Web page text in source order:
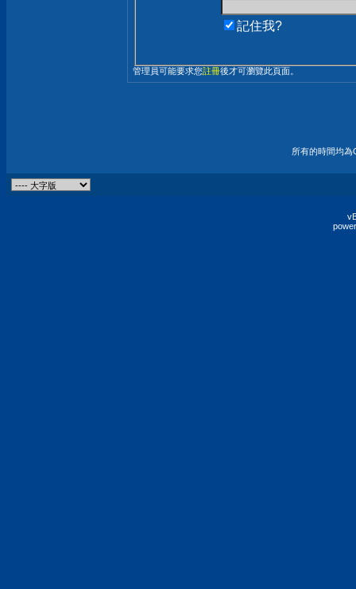
記住我?
管理員可能要求您註冊後才可瀏覽此頁面。
所有的時間均為